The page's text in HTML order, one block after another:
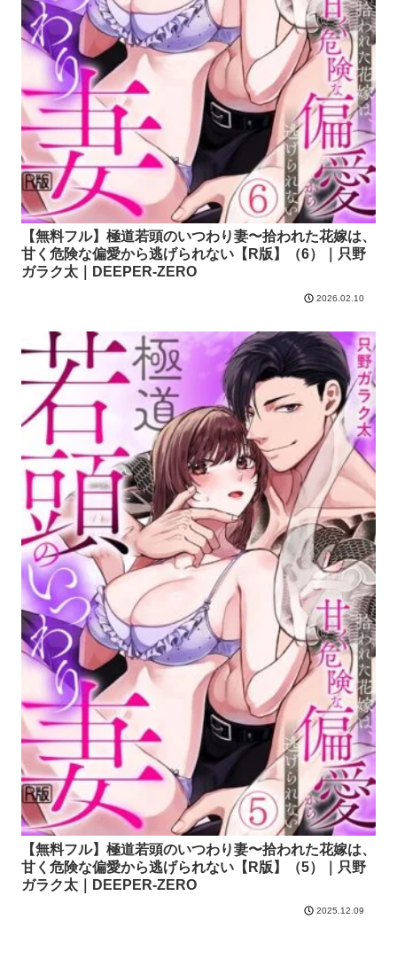
【無料フル】極道若頭のいつわり妻〜拾われた花嫁は、
甘く危険な偏愛から逃げられない【R版】（6）｜只野
ガラク太｜DEEPER-ZERO
2026.02.10
【無料フル】極道若頭のいつわり妻〜拾われた花嫁は、
甘く危険な偏愛から逃げられない【R版】（5）｜只野
ガラク太｜DEEPER-ZERO
2025.12.09